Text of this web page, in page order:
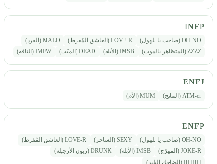
INFP
OH-NO (صاحب يا للهول) LOVE-R (العاشق المُفرط)
MALO (القرد)
ZZZZ (المتظاهر بالموت)
IMSB (الأبله) DEAD (الميّت) IMFW (التافه)
ENFJ
ATM-er (المانح) MUM (الأم)
ENFP
OH-NO (صاحب يا للهول) SEXY (الساحر)
LOVE-R (العاشق المُفرط)
JOKE-R (المهرّج)
IMSB (الأبله)
DRUNK (زبون الأرجيلة)
HHHH (الضاحك البليد)